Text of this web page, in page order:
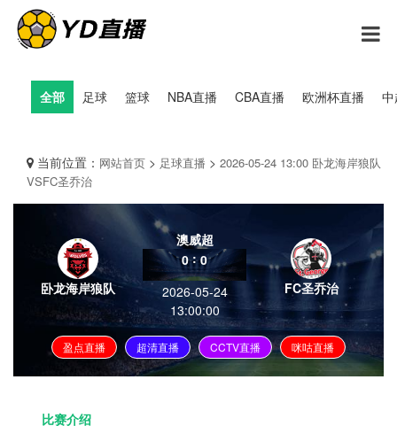
全部 足球 篮球 NBA直播 CBA直播 欧洲杯直播
当前位置： 网站首页 > 足球直播 > 2026-05-24 13:00 卧龙海岸狼队
VSFC圣乔治
卧龙海岸狼队
澳威超
0:0
2026-05-24
13:00:00
FC圣乔治
盈点直播 超清直播 CCTV直播 咪咕直播